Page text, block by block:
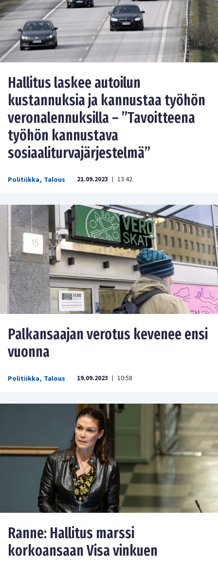
Hallitus laskee autoilun
kustannuksia ja kannustaa työhön
veronalennuksilla – ”Tavoitteena
työhön kannustava
sosiaaliturvajärjestelmä”
Politiikka, Talous 21.09.2023 | 13:42
Palkansaajan verotus kevenee ensi
vuonna
Politiikka, Talous 19.09.2023 | 10:58
Ranne: Hallitus marssi
korkoansaan Visa vinkuen